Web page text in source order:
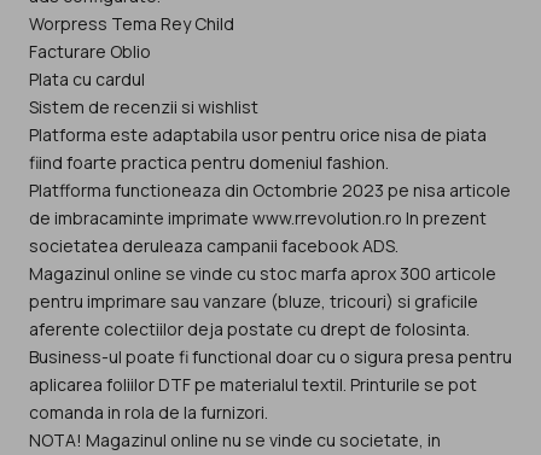
Worpress Tema Rey Child
Facturare Oblio
Plata cu cardul
Sistem de recenzii si wishlist
Platforma este adaptabila usor pentru orice nisa de piata
fiind foarte practica pentru domeniul fashion.
Platfforma functioneaza din Octombrie 2023 pe nisa articole
de imbracaminte imprimate www.rrevolution.ro In prezent
societatea deruleaza campanii facebook ADS.
Magazinul online se vinde cu stoc marfa aprox 300 articole
pentru imprimare sau vanzare (bluze, tricouri) si graficile
aferente colectiilor deja postate cu drept de folosinta.
Business-ul poate fi functional doar cu o sigura presa pentru
aplicarea foliilor DTF pe materialul textil. Printurile se pot
comanda in rola de la furnizori.
NOTA! Magazinul online nu se vinde cu societate, in